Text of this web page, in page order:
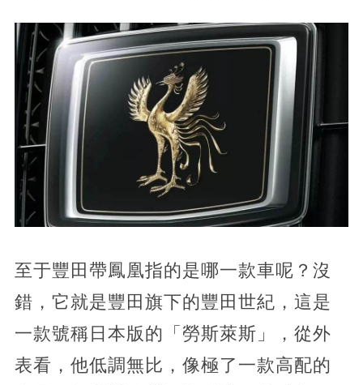
至于豐田帶鳳凰指的是哪一款車呢？沒
錯，它就是豐田旗下的豐田世紀，這是
一款號稱日本版的「勞斯萊斯」，從外
表看，他低調無比，像極了一款高配的